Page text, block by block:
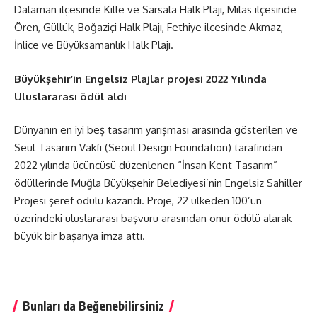
Dalaman ilçesinde Kille ve Sarsala Halk Plajı, Milas ilçesinde
Ören, Güllük, Boğaziçi Halk Plajı, Fethiye ilçesinde Akmaz,
İnlice ve Büyüksamanlık Halk Plajı.
Büyükşehir’in Engelsiz Plajlar projesi 2022 Yılında
Uluslararası ödül aldı
Dünyanın en iyi beş tasarım yarışması arasında gösterilen ve
Seul Tasarım Vakfı (Seoul Design Foundation) tarafından
2022 yılında üçüncüsü düzenlenen “İnsan Kent Tasarım”
ödüllerinde Muğla Büyükşehir Belediyesi’nin Engelsiz Sahiller
Projesi şeref ödülü kazandı. Proje, 22 ülkeden 100’ün
üzerindeki uluslararası başvuru arasından onur ödülü alarak
büyük bir başarıya imza attı.
Bunları da Beğenebilirsiniz